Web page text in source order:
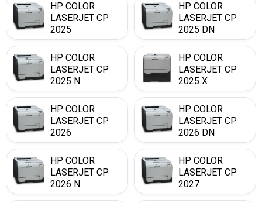
HP COLOR
LASERJET CP
2025
HP COLOR
LASERJET CP
2025 DN
HP COLOR
LASERJET CP
2025 N
HP COLOR
LASERJET CP
2025 X
HP COLOR
LASERJET CP
2026
HP COLOR
LASERJET CP
2026 DN
HP COLOR
LASERJET CP
2026 N
HP COLOR
LASERJET CP
2027